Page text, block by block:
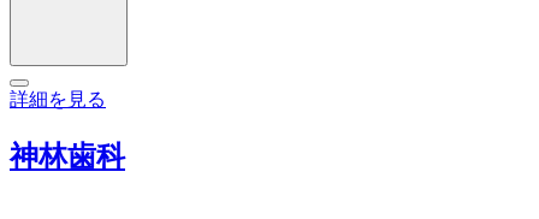
詳細を見る
神林歯科